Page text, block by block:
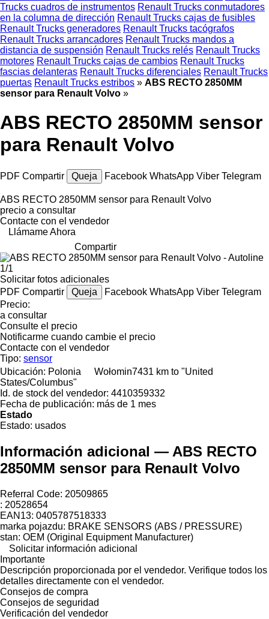
Trucks cuadros de instrumentos Renault Trucks conmutadores
en la columna de dirección Renault Trucks cajas de fusibles
Renault Trucks generadores Renault Trucks tacógrafos
Renault Trucks arrancadores Renault Trucks mandos a
distancia de suspensión Renault Trucks relés Renault Trucks
motores Renault Trucks cajas de cambios Renault Trucks
fascias delanteras Renault Trucks diferenciales Renault Trucks
puertas Renault Trucks estribos » ABS RECTO 2850MM
sensor para Renault Volvo »
ABS RECTO 2850MM sensor
para Renault Volvo
PDF Compartir Queja Facebook WhatsApp Viber Telegram
ABS RECTO 2850MM sensor para Renault Volvo
precio a consultar
Contacte con el vendedor
Llámame Ahora
Compartir
1/1
Solicitar fotos adicionales
PDF Compartir Queja Facebook WhatsApp Viber Telegram
Precio:
a consultar
Consulte el precio
Notificarme cuando cambie el precio
Contacte con el vendedor
Tipo: sensor
Ubicación: Polonia Wołomin7431 km to "United
States/Columbus"
Id. de stock del vendedor: 4410359332
Fecha de publicación: más de 1 mes
Estado
Estado: usados
Información adicional — ABS RECTO
2850MM sensor para Renault Volvo
Referral Code: 20509865
: 20528654
EAN13: 0405787518333
marka pojazdu: BRAKE SENSORS (ABS / PRESSURE)
stan: OEM (Original Equipment Manufacturer)
Solicitar información adicional
Importante
Descripción proporcionada por el vendedor. Verifique todos los
detalles directamente con el vendedor.
Consejos de compra
Consejos de seguridad
Verificación del vendedor